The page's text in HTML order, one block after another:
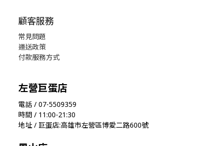
顧客服務
常見問題
運送政策
付款服務方式
左營巨蛋店
電話 / 07-5509359
時間 / 11:00-21:30
地址 / 巨蛋店:高雄市左營區博愛二路600號